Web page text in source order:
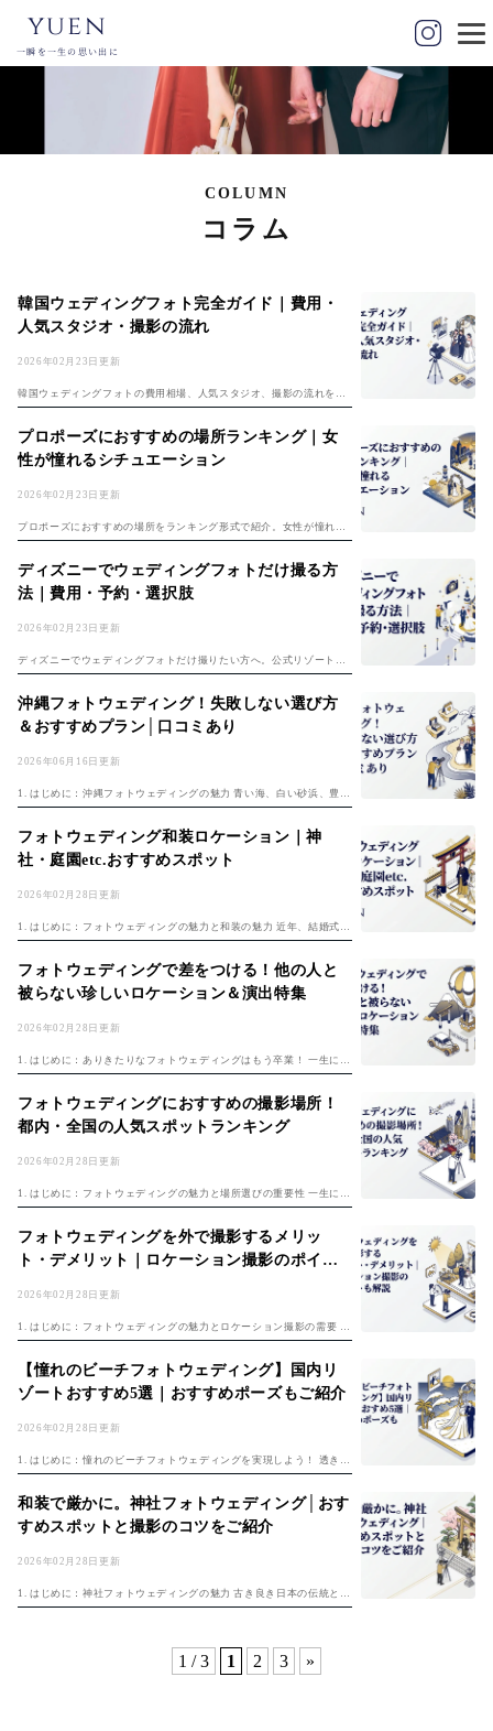
yuen
一瞬を一生の思い出に
COLUMN
コラム
2026年02月23日更新
韓国ウェディングフォト完全ガイド｜費用・
人気スタジオ・撮影の流れ
韓国ウェディングフォトの費用相場、人気スタジオ、撮影の流れを徹
底解説。ソウル・釜山のおすすめスタジオから、日本国内で韓国風撮
影ができるスタジオまで詳しくご紹介。...
2026年02月23日更新
プロポーズにおすすめの場所ランキング｜女
性が憧れるシチュエーション
プロポーズにおすすめの場所をランキング形式で紹介。女性が憧れる
夜景・レストラン・旅行先など、成功するシチュエーションと全国の
おすすめスポットを徹底解説。...
2026年02月23日更新
ディズニーでウェディングフォトだけ撮る方
法｜費用・予約・選択肢
ディズニーでウェディングフォトだけ撮りたい方へ。公式リゾート内
撮影の条件、ディズニードレスで撮影できるスタジオ、費用相場まで
徹底解説。夢のディズニーウェディングを叶える方法をご紹介。...
2026年06月16日更新
沖縄フォトウェディング！失敗しない選び方
＆おすすめプラン│口コミあり
1. はじめに：沖縄フォトウェディングの魅力 青い海、白い砂浜、豊か
な自然が広がる沖縄は、フォトウェディングのロケーションとして大
変人気です。一生に一度の大切な思い出を、美しい沖縄で写真に残し
ませんか...
2026年02月28日更新
フォトウェディング和装ロケーション｜神
社・庭園etc.おすすめスポット
1. はじめに：フォトウェディングの魅力と和装の魅力 近年、結婚式の
スタイルが多様化し、フォトウェディングを選択するカップルが増え
ています。フォトウェディングとは、挙式や披露宴は行わず、写真撮
影を中心...
2026年02月28日更新
フォトウェディングで差をつける！他の人と
被らない珍しいロケーション＆演出特集
1. はじめに：ありきたりなフォトウェディングはもう卒業！ 一生に一
度の大切な思い出となるフォトウェディング。せっかくなら、ありき
たりな写真ではなく、お二人らしい、とっておきの写真を残したいで
すよね。...
2026年02月28日更新
フォトウェディングにおすすめの撮影場所！
都内・全国の人気スポットランキング
1. はじめに：フォトウェディングの魅力と場所選びの重要性 一生に一
度の結婚式。その大切な瞬間を写真という形で永遠に残すフォトウェ
ディングは、近年ますます人気が高まっています。 挙式とは別に、ま
たは挙...
2026年02月28日更新
フォトウェディングを外で撮影するメリッ
ト・デメリット｜ロケーション撮影のポイン
1. はじめに：フォトウェディングの魅力とロケーション撮影の需要 人
生の節目となる結婚式。近年では、従来の結婚式に加え、結婚式の代
わりに写真撮影を行う「フォトウェディング」を選択するカップルが
増えてい...
2026年02月28日更新
【憧れのビーチフォトウェディング】国内リ
ゾートおすすめ5選｜おすすめポーズもご紹介
1. はじめに：憧れのビーチフォトウェディングを実現しよう！ 透き通
るような青い海、どこまでも続く白い砂浜、そして降り注ぐ太陽の
光。そんな絶景の中で、一生に一度の大切な瞬間を写真に残すビーチ
フォトウェ...
2026年02月28日更新
和装で厳かに。神社フォトウェディング│おす
すめスポットと撮影のコツをご紹介
1. はじめに：神社フォトウェディングの魅力 古き良き日本の伝統と荘
厳な雰囲気が漂う神社。近年、そんな神社で和装姿での写真撮影を行
1 / 3 1 2 3 »